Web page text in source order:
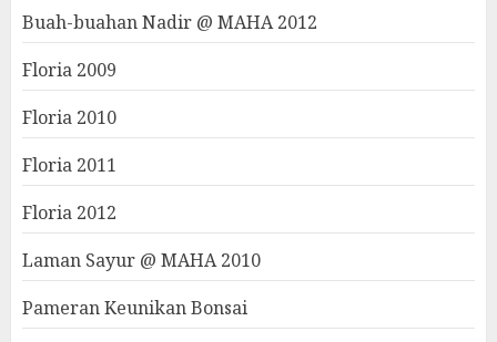
Buah-buahan Nadir @ MAHA 2012
Floria 2009
Floria 2010
Floria 2011
Floria 2012
Laman Sayur @ MAHA 2010
Pameran Keunikan Bonsai